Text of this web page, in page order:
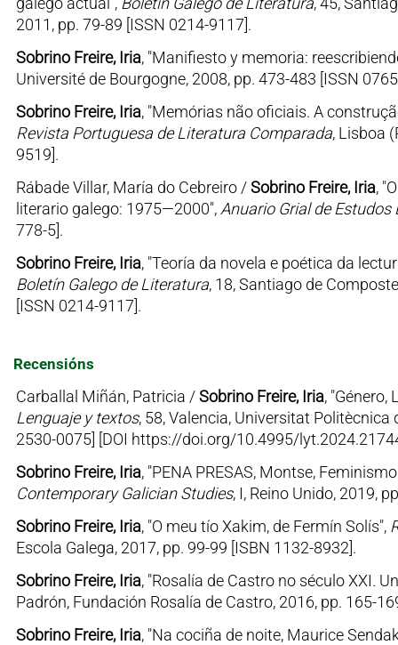
2011, pp. 79-89 [ISSN 0214-9117].
Sobrino Freire, Iria, "Manifiesto y memoria:
Université de Bourgogne, 2008, pp. 473-483 [ISSN
Sobrino Freire, Iria, "Memórias não oficiais. A
Revista Portuguesa de Literatura Comparada, Lisboa
9519].
Rábade Villar, María do Cebreiro /Sobrino Freire, Iria,
literario galego: 1975—2000", Anuario Grial de Estudos
778-5].
Sobrino Freire, Iria, "Teoría da novela e poética da
Boletín Galego de Literatura, 18, Santiago de
[ISSN 0214-9117].
Recensións
Carballal Miñán, Patricia /Sobrino Freire, Iria,
Lenguaje y textos, 58, Valencia, Universitat Politècnica
2530-0075] [DOI https://doi.org/10.4995/
Sobrino Freire, Iria, "PENA PRESAS, Montse,
Contemporary Galician Studies, I, Reino Unido, 2019,
Sobrino Freire, Iria, "O meu tío Xakim, de Fermín Solís",
Escola Galega, 2017, pp. 99-99 [ISBN 1132-8932].
Sobrino Freire, Iria, "Rosalía de Castro no século XXI.
Padrón, Fundación Rosalía de Castro, 2016, pp. 165-
Sobrino Freire, Iria, "Na cociña de noite, Maurice